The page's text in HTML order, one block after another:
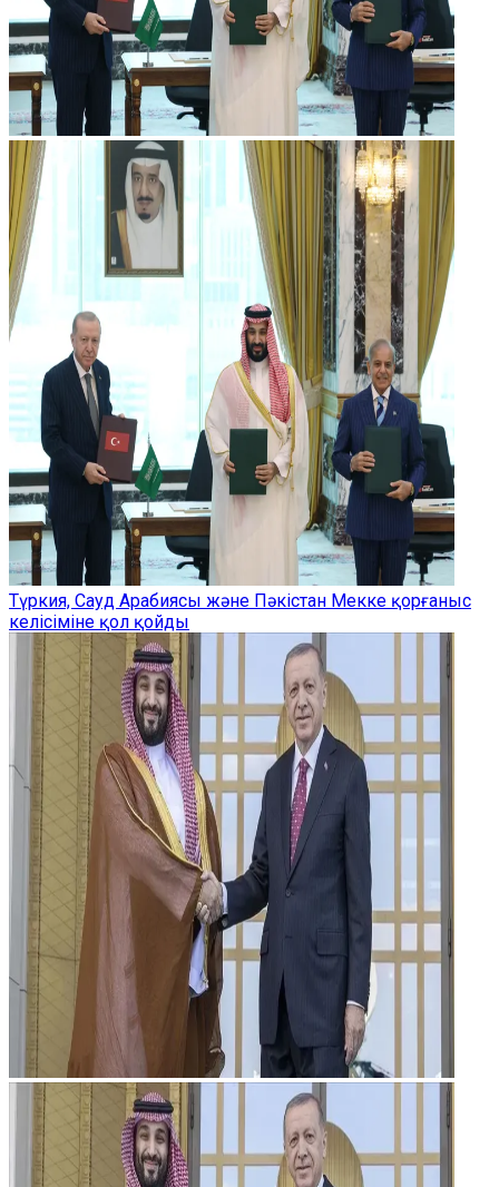
Түркия, Сауд Арабиясы және Пәкістан Мекке қорғаныс
келісіміне қол қойды